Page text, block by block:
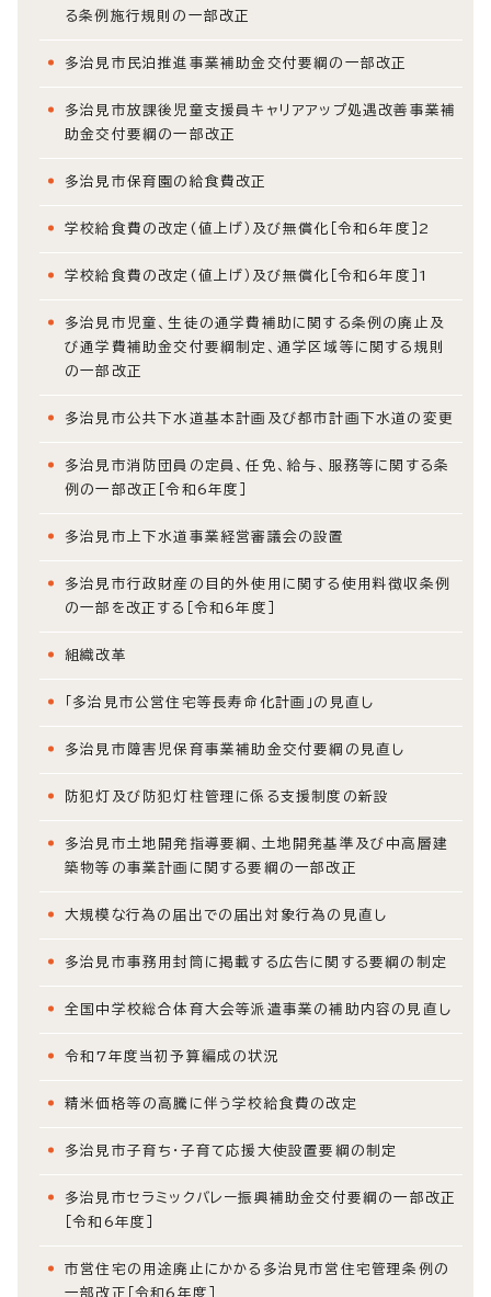
る条例施行規則の一部改正
多治見市民泊推進事業補助金交付要綱の一部改正
多治見市放課後児童支援員キャリアアップ処遇改善事業補
助金交付要綱の一部改正
多治見市保育園の給食費改正
学校給食費の改定(値上げ）及び無償化［令和6年度］2
学校給食費の改定(値上げ）及び無償化［令和6年度］1
多治見市児童、生徒の通学費補助に関する条例の廃止及
び通学費補助金交付要綱制定、通学区域等に関する規則
の一部改正
多治見市公共下水道基本計画及び都市計画下水道の変更
多治見市消防団員の定員、任免、給与、服務等に関する条
例の一部改正［令和6年度］
多治見市上下水道事業経営審議会の設置
多治見市行政財産の目的外使用に関する使用料徴収条例
の一部を改正する［令和6年度］
組織改革
「多治見市公営住宅等長寿命化計画」の見直し
多治見市障害児保育事業補助金交付要綱の見直し
防犯灯及び防犯灯柱管理に係る支援制度の新設
多治見市土地開発指導要綱、土地開発基準及び中高層建
築物等の事業計画に関する要綱の一部改正
大規模な行為の届出での届出対象行為の見直し
多治見市事務用封筒に掲載する広告に関する要綱の制定
全国中学校総合体育大会等派遣事業の補助内容の見直し
令和7年度当初予算編成の状況
精米価格等の高騰に伴う学校給食費の改定
多治見市子育ち・子育て応援大使設置要綱の制定
多治見市セラミックバレー振興補助金交付要綱の一部改正
［令和6年度］
市営住宅の用途廃止にかかる多治見市営住宅管理条例の
一部改正［令和6年度］